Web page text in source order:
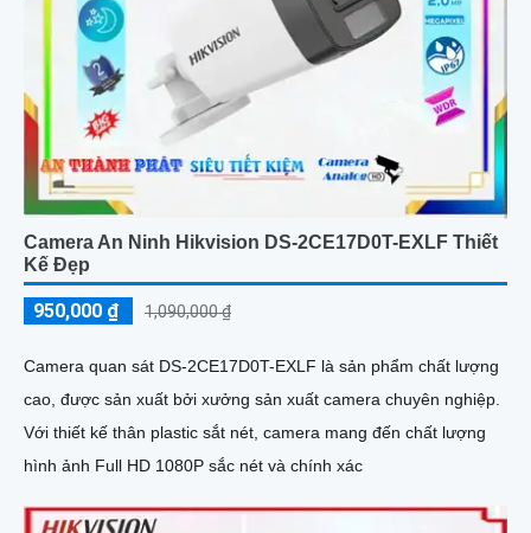
Camera An Ninh Hikvision DS-2CE17D0T-EXLF Thiết
Kế Đẹp
950,000 ₫ 1,090,000 ₫
Camera quan sát DS-2CE17D0T-EXLF là sản phẩm chất lượng
cao, được sản xuất bởi xưởng sản xuất camera chuyên nghiệp.
Với thiết kế thân plastic sắt nét, camera mang đến chất lượng
hình ảnh Full HD 1080P sắc nét và chính xác